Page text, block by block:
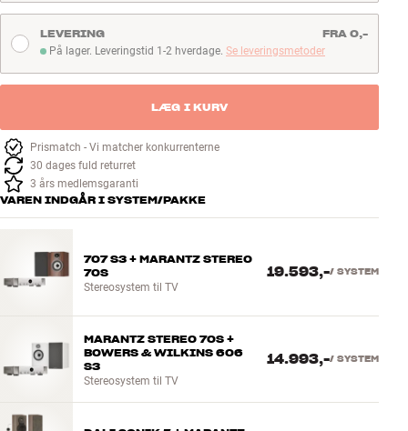
fx køkkenet, kontoret eller soveværelset.
Læs mere
På lager. Leveringstid 1-2 hverdage
På lager. Leveringstid 1-2 hverdage. Se leveringsmetoder
LEVERING FRA 0,-
LÆG I KURV
Prismatch - Vi matcher konkurrenterne
30 dages fuld returret
3 års medlemsgaranti
VAREN INDGÅR I SYSTEM/PAKKE
707 S3 + MARANTZ STEREO
70S
Stereosystem til TV
19.593,-/ SYSTEM
MARANTZ STEREO 70S +
BOWERS & WILKINS 606
S3
Stereosystem til TV
14.993,-/ SYSTEM